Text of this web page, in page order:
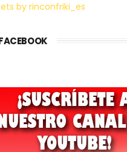
by rinconfriki_es